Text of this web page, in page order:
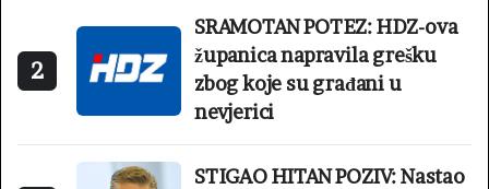
2
SRAMOTAN POTEZ: HDZ-ova
županica napravila grešku
zbog koje su građani u
nevjerici
STIGAO HITAN POZIV: Nastao